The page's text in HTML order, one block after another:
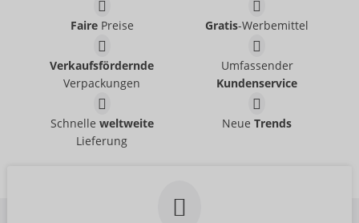
FairePreise Gratis-Werbemittel
Verkaufsfördernde
Verpackungen
Umfassender
Kundenservice
Schnelle weltweite
Lieferung
NeueTrends